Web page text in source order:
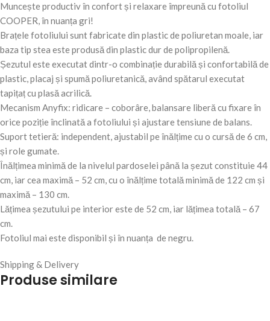
Muncește productiv în confort și relaxare împreună cu fotoliul
COOPER, în nuanța gri!
Brațele fotoliului sunt fabricate din plastic de poliuretan moale, iar
baza tip stea este produsă din plastic dur de polipropilenă.
Șezutul este executat dintr-o combinație durabilă și confortabilă de
plastic, placaj și spumă poliuretanică, având spătarul executat
tapițaț cu plasă acrilică.
Mecanism Anyfix: ridicare – coborâre, balansare liberă cu fixare în
orice poziție înclinată a fotoliului și ajustare tensiune de balans.
Suport tetieră: independent, ajustabil pe înălțime cu o cursă de 6 cm,
și role gumate.
Înălțimea minimă de la nivelul pardoselei până la șezut constituie 44
cm, iar cea maximă – 52 cm, cu o înălțime totală minimă de 122 cm și
maximă – 130 cm.
Lățimea șezutului pe interior este de 52 cm, iar lățimea totală – 67
cm.
Fotoliul mai este disponibil și în nuanța de negru.
Shipping & Delivery
Produse similare